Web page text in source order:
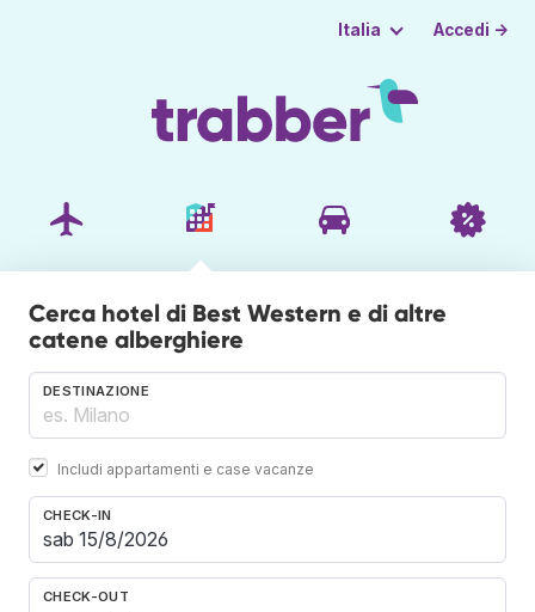
Italia Accedi →
Cerca hotel di Best Western e di altre
catene alberghiere
DESTINAZIONE
Includi appartamenti e case vacanze
CHECK-IN
CHECK-OUT